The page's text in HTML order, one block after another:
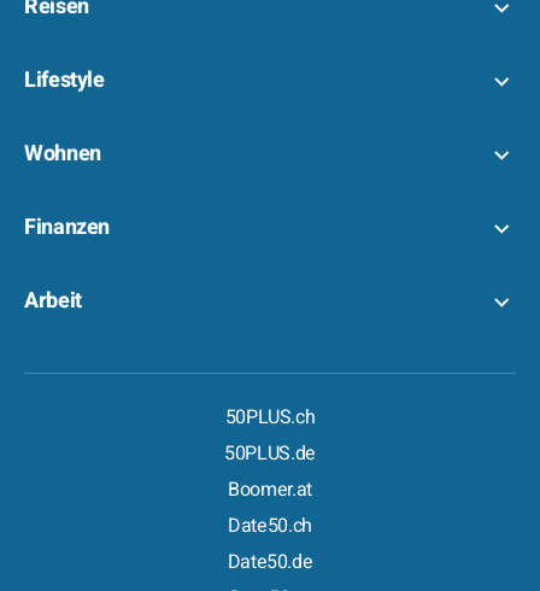
Reisen
Lifestyle
Wohnen
Finanzen
Arbeit
50PLUS.ch
50PLUS.de
Boomer.at
Date50.ch
Date50.de